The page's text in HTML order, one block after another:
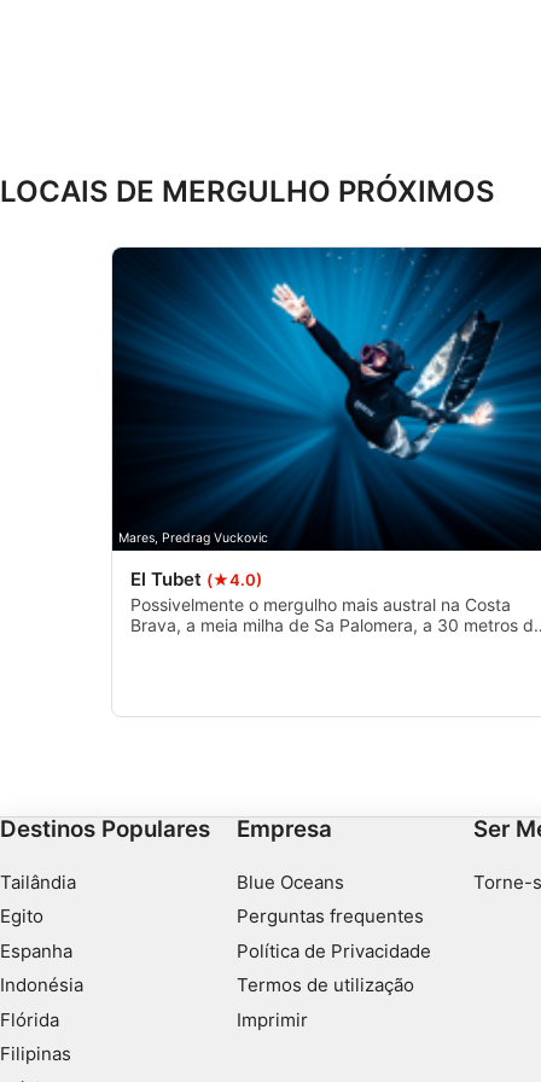
LOCAIS DE MERGULHO PRÓXIMOS
Mares, Predrag Vuckovic
El Tubet (★4.0)
Possivelmente o mergulho mais austral na Costa
Brava, a meia milha de Sa Palomera, a 30 metros de
Destinos Populares
Tailândia
Egito
Espanha
Indonésia
Flórida
Filipinas
Empresa
Blue Oceans
Perguntas frequentes
Política de Privacidade
Termos de utilização
Imprimir
Ser
Torne-
Finalidades de processamento não IAB:
Desempenho